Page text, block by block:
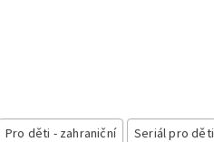
Pro děti - zahraniční Seriál pro děti